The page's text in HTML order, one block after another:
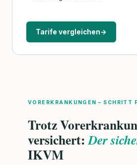
Tarife vergleichen→
VORERKRANKUNGEN – SCHRITT
Trotz
versichert:Der
IKVM